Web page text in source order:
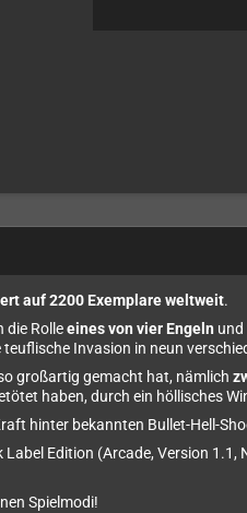
auf 2200 Exemplare weltweit.
die Rolleeines von vier Engeln und
Invasion in neun
großartig gemacht hat, nämlich
haben, durch ein höllisches
hinter bekannten Bullet-Hell-
Edition (Arcade, Version
Spielmodi!